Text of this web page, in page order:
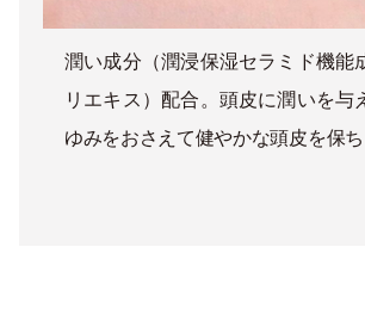
潤い成分（潤浸保湿セラミド機能
リエキス）配合。頭皮に潤いを与
ゆみをおさえて健やかな頭皮を保ち